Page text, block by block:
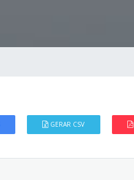
GERAR CSV